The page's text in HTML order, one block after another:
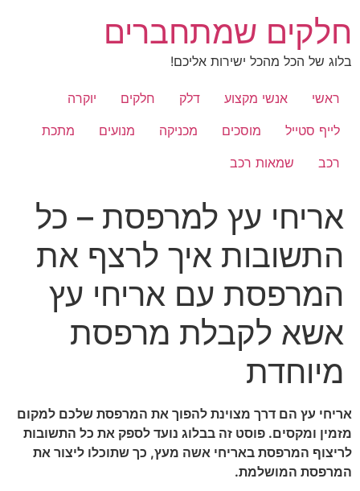
לתוכן
חלקים שמתחברים
בלוג של הכל מהכל ישירות אליכם!
ראשי אנשי מקצוע דלק חלקים
יוקרה
לייף סטייל
מוסכים מכניקה מנועים
מתכת
רכב
שמאות רכב
אריחי עץ למרפסת – כל
התשובות איך לרצף את
המרפסת עם אריחי עץ
אשא לקבלת מרפסת
מיוחדת
אריחי עץ הם דרך מצוינת להפוך את המרפסת שלכם למקום
מזמין ומקסים. פוסט זה בבלוג נועד לספק את כל התשובות
לריצוף המרפסת באריחי אשה מעץ, כך שתוכלו ליצור את
המרפסת המושלמת.